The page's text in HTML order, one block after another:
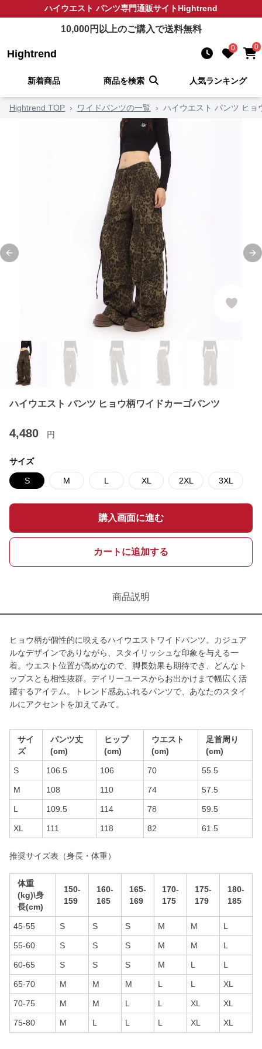
ハイウエスト パンツ専門通販サイトHightrend
10,000円以上のご購入で送料無料
Hightrend 0 0
新着商品 商品を検索 人気ランキング
Hightrend TOP › ワイドパンツの一覧 › ハイウエスト パンツ ヒョ
Previous slide
ハイウエスト パンツ ヒョウ柄ワイドカーゴパンツ
4,480 円
サイズ
S M L XL 2XL 3XL
購入画面に進む
カートに追加する
商品説明
ヒョウ柄が個性的に映えるハイウエストワイドパンツ。カジュア
ルなデザインでありながら、スタイリッシュな印象を与える一
着。ウエスト位置が高めなので、脚長効果も期待でき、どんなト
ップスとも相性抜群。デイリーユースからお出かけまで幅広く活
躍するアイテム。トレンド感あふれるパンツで、あなたのスタイ
ルにアクセントを加えてみて。
サイ
ズ
パンツ丈
(cm)
ヒップ
(cm)
ウエスト
(cm)
足首周り
(cm)
S 106.5 106 70 55.5
M 108 110 74 57.5
L 109.5 114 78 59.5
XL 111 118 82 61.5
推奨サイズ表（身長・体重）
体重
(kg)\身
長(cm)
150-
159
160-
165
165-
169
170-
175
175-
179
180-
185
45-55 S S S M M L
55-60 S S S M M L
60-65 S S S M L L
65-70 M M M L L XL
70-75 M M L L XL XL
75-80 M L L L XL XL